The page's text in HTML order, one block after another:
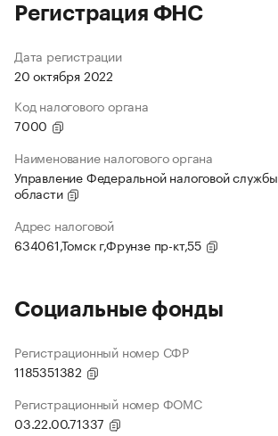
Регистрация ФНС
Дата регистрации
20 октября 2022
Код налогового органа
7000
Наименование налогового органа
Управление Федеральной налоговой
области
Адрес налоговой
634061,Томск г,Фрунзе пр-кт,55
Социальные фонды
Регистрационный номер СФР
1185351382
Регистрационный номер ФОМС
03.22.00.71337